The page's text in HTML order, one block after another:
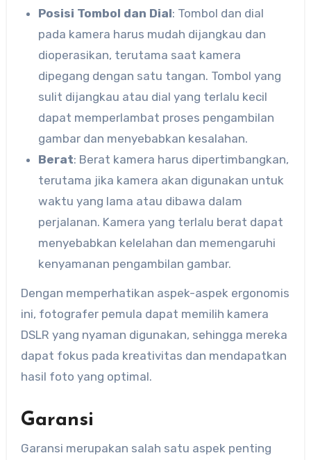
Posisi Tombol dan Dial: Tombol dan dial
pada kamera harus mudah dijangkau dan
dioperasikan, terutama saat kamera
dipegang dengan satu tangan. Tombol yang
sulit dijangkau atau dial yang terlalu kecil
dapat memperlambat proses pengambilan
gambar dan menyebabkan kesalahan.
Berat: Berat kamera harus dipertimbangkan,
terutama jika kamera akan digunakan untuk
waktu yang lama atau dibawa dalam
perjalanan. Kamera yang terlalu berat dapat
menyebabkan kelelahan dan memengaruhi
kenyamanan pengambilan gambar.
Dengan memperhatikan aspek-aspek ergonomis
ini, fotografer pemula dapat memilih kamera
DSLR yang nyaman digunakan, sehingga mereka
dapat fokus pada kreativitas dan mendapatkan
hasil foto yang optimal.
Garansi
Garansi merupakan salah satu aspek penting